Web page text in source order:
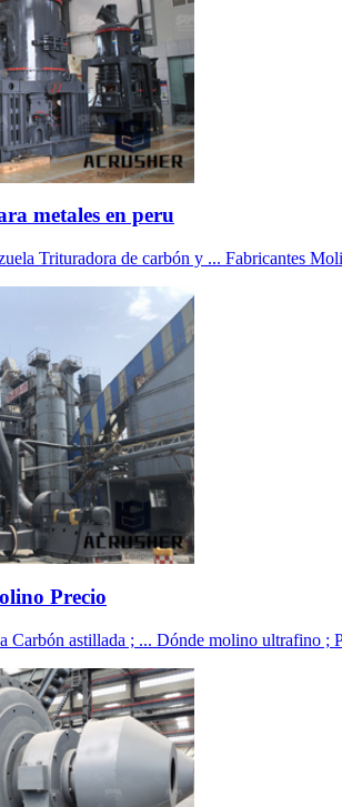
metales en peru
Trituradora de carbón y ... Fabricantes
Precio
Carbón astillada ; ... Dónde molino ultrafino ;